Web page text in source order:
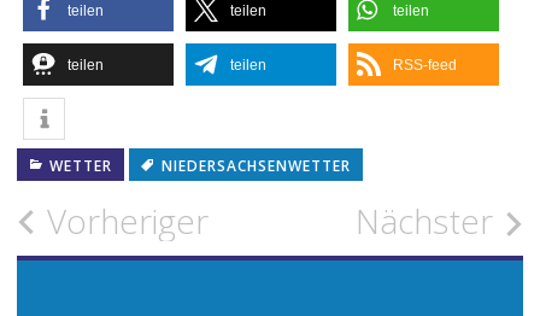
teilen teilen teilen
teilen teilen RSS-feed
WETTER NIEDERSACHSENWETTER
Beitragsnavigation
Vorheriger Nächster